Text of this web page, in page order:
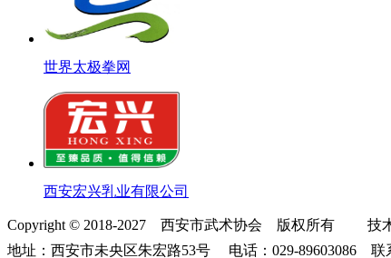
世界太极拳网
西安宏兴乳业有限公司
Copyright © 2018-2027 西安市武术协会 版权所有 技术
地址：西安市未央区朱宏路53号 电话：029-89603086